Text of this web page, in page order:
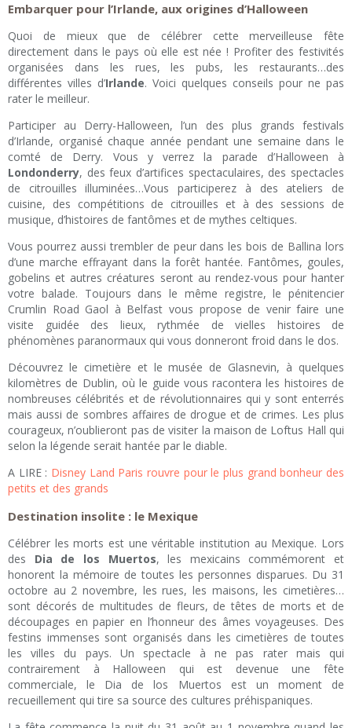
Embarquer pour l’Irlande, aux origines d’Halloween
Quoi de mieux que de célébrer cette merveilleuse fête
directement dans le pays où elle est née ! Profiter des festivités
organisées dans les rues, les pubs, les restaurants…des
différentes villes d’Irlande. Voici quelques conseils pour ne pas
rater le meilleur.
Participer au Derry-Halloween, l’un des plus grands festivals
d’Irlande, organisé chaque année pendant une semaine dans le
comté de Derry. Vous y verrez la parade d’Halloween à
Londonderry, des feux d’artifices spectaculaires, des spectacles
de citrouilles illuminées…Vous participerez à des ateliers de
cuisine, des compétitions de citrouilles et à des sessions de
musique, d’histoires de fantômes et de mythes celtiques.
Vous pourrez aussi trembler de peur dans les bois de Ballina lors
d’une marche effrayant dans la forêt hantée. Fantômes, goules,
gobelins et autres créatures seront au rendez-vous pour hanter
votre balade. Toujours dans le même registre, le pénitencier
Crumlin Road Gaol à Belfast vous propose de venir faire une
visite guidée des lieux, rythmée de vielles histoires de
phénomènes paranormaux qui vous donneront froid dans le dos.
Découvrez le cimetière et le musée de Glasnevin, à quelques
kilomètres de Dublin, où le guide vous racontera les histoires de
nombreuses célébrités et de révolutionnaires qui y sont enterrés
mais aussi de sombres affaires de drogue et de crimes. Les plus
courageux, n’oublieront pas de visiter la maison de Loftus Hall qui
selon la légende serait hantée par le diable.
A LIRE : Disney Land Paris rouvre pour le plus grand bonheur des
petits et des grands
Destination insolite : le Mexique
Célébrer les morts est une véritable institution au Mexique. Lors
des Dia de los Muertos, les mexicains commémorent et
honorent la mémoire de toutes les personnes disparues. Du 31
octobre au 2 novembre, les rues, les maisons, les cimetières…
sont décorés de multitudes de fleurs, de têtes de morts et de
découpages en papier en l’honneur des âmes voyageuses. Des
festins immenses sont organisés dans les cimetières de toutes
les villes du pays. Un spectacle à ne pas rater mais qui
contrairement à Halloween qui est devenue une fête
commerciale, le Dia de los Muertos est un moment de
recueillement qui tire sa source des cultures préhispaniques.